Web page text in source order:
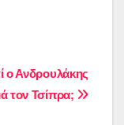
ο Ανδρουλάκης
τον Τσίπρα;